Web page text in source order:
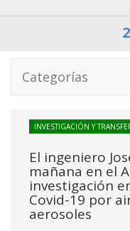
Categorías
INVESTIGACIÓN Y
El ingeniero
mañana en el
investigación
Covid-19 por
aerosoles